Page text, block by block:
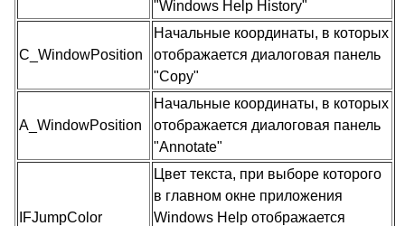
"Windows Help History"
C_WindowPosition
Начальные координаты, в которых
отображается диалоговая панель
"Copy"
A_WindowPosition
Начальные координаты, в которых
отображается диалоговая панель
"Annotate"
IFJumpColor
Цвет текста, при выборе которого
в главном окне приложения
Windows Help отображается